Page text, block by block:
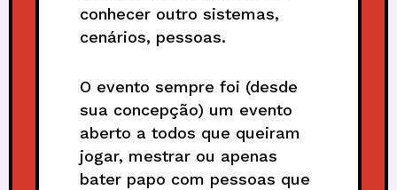
conhecer outro sistemas,
cenários, pessoas.
O evento sempre foi (desde
sua concepção) um evento
aberto a todos que queiram
jogar, mestrar ou apenas
bater papo com pessoas que